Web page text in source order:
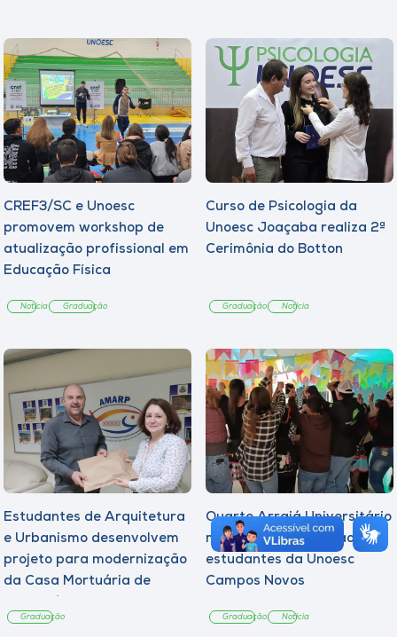
A+
A-
CREF3/SC e Unoesc
promovem workshop de
atualização profissional em
Educação Física
Notícia Graduação
Curso de Psicologia da
Unoesc Joaçaba realiza 2ª
Cerimônia do Botton
Graduação Notícia
Estudantes de Arquitetura
e Urbanismo desenvolvem
projeto para modernização
da Casa Mortuária de
Graduação
Quarto Arraiá Universitário
marca acolhimento aos
estudantes da Unoesc
Campos Novos
Graduação Notícia